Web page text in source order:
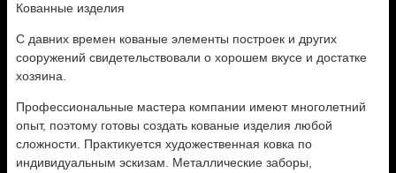
Кованные изделия
С давних времен кованые элементы построек и других
сооружений свидетельствовали о хорошем вкусе и достатке
хозяина.
Профессиональные мастера компании имеют многолетний
опыт, поэтому готовы создать кованые изделия любой
сложности. Практикуется художественная ковка по
индивидуальным эскизам. Металлические заборы,